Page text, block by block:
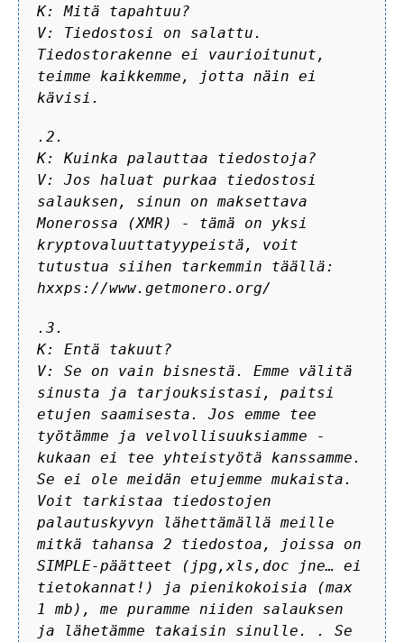
K: Mitä tapahtuu?
V: Tiedostosi on salattu.
Tiedostorakenne ei vaurioitunut,
teimme kaikkemme, jotta näin ei
kävisi.
.2.
K: Kuinka palauttaa tiedostoja?
V: Jos haluat purkaa tiedostosi
salauksen, sinun on maksettava
Monerossa (XMR) - tämä on yksi
kryptovaluuttatyypeistä, voit
tutustua siihen tarkemmin täällä:
hxxps://www.getmonero.org/
.3.
K: Entä takuut?
V: Se on vain bisnestä. Emme välitä
sinusta ja tarjouksistasi, paitsi
etujen saamisesta. Jos emme tee
työtämme ja velvollisuuksiamme -
kukaan ei tee yhteistyötä kanssamme.
Se ei ole meidän etujemme mukaista.
Voit tarkistaa tiedostojen
palautuskyvyn lähettämällä meille
mitkä tahansa 2 tiedostoa, joissa on
SIMPLE-päätteet (jpg,xls,doc jne… ei
tietokannat!) ja pienikokoisia (max
1 mb), me puramme niiden salauksen
ja lähetämme takaisin sinulle. . Se